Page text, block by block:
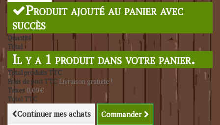
Rechercher
Produit ajouté au panier avec
succès
Quantité
Total
Il y a 1 produit dans votre panier.
Total produits TTC
Frais de port TTC Livraison gratuite !
Taxes 0,00 €
Total TTC
Continuer mes achats Commander